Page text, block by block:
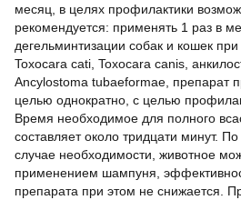
месяц, в целях профилактики
рекомендуется: применять 1 раз в
дегельминтизации собак и кошек
Toxocara cati, Toxocara canis,
Ancylostoma tubaeformae, препарат
целью однократно, с целью
Время необходимое для полного
составляет около тридцати минут.
случае необходимости, животное
применением шампуня,
препарата при этом не снижается.